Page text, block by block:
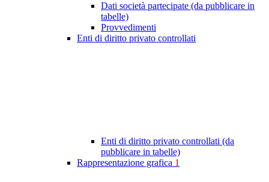
Dati società partecipate (da pubblicare in
tabelle)
Provvedimenti
Enti di diritto privato controllati
Enti di diritto privato controllati (da
pubblicare in tabelle)
Rappresentazione grafica 1